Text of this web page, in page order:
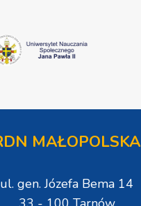
MAŁOPOLSKA
ul. gen. Józefa Bema 14